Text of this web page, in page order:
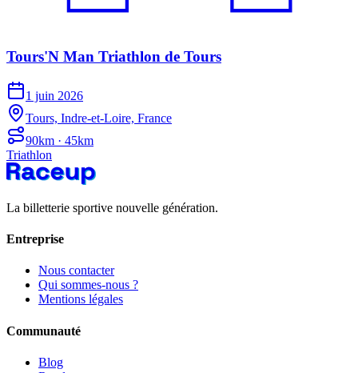
Tours'N Man Triathlon de Tours
1 juin 2026
Tours, Indre-et-Loire, France
90km · 45km
Triathlon
La billetterie sportive nouvelle génération.
Entreprise
Nous contacter
Qui sommes-nous ?
Mentions légales
Communauté
Blog